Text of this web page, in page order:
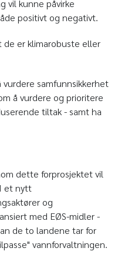
vil kunne påvirke
positivt og negativt.
de er klimarobuste eller
samfunnsikkerhet
å vurdere og prioritere
tiltak - samt ha
dette forprosjektet vil
et nytt
og
med EØS-midler -
de to landene tar for
vannforvaltningen.